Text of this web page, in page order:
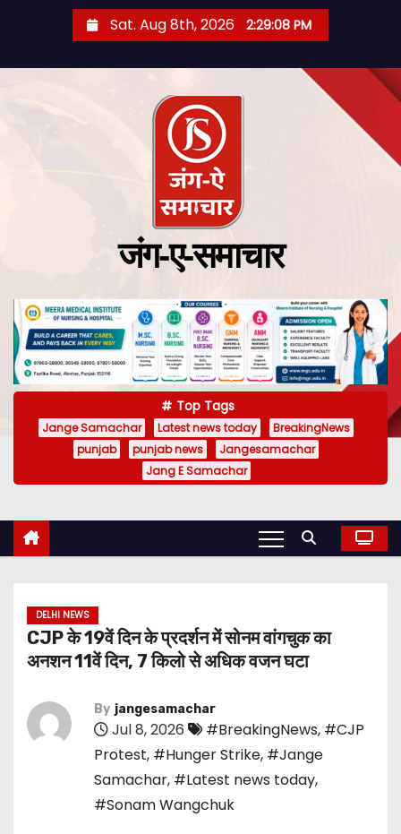
Sat. Aug 8th, 2026 2:29:09 PM
जंग-ए-समाचार
Top Tags
Jange Samachar Latest news today
BreakingNews
punjab
punjab news
Jangesamachar
Jang E Samachar
DELHI NEWS
CJP के 19वें दिन के प्रदर्शन में सोनम वांगचुक का
अनशन 11वें दिन, 7 किलो से अधिक वजन घटा
By jangesamachar
Jul 8, 2026 #BreakingNews, #CJP
Protest, #Hunger Strike, #Jange
Samachar, #Latest news today,
#Sonam Wangchuk